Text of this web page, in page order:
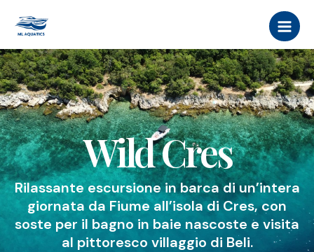
contenuto
Wild Cres
Rilassante escursione in barca di un’intera
giornata da Fiume all’isola di Cres, con
soste per il bagno in baie nascoste e visita
al pittoresco villaggio di Beli.